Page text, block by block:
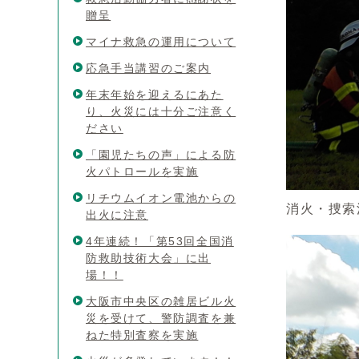
消火・捜
贈呈
マイナ救急の運用について
応急手当講習のご案内
年末年始を迎えるにあた
り、火災には十分ご注意く
ださい
「園児たちの声」による防
火パトロールを実施
リチウムイオン電池からの
出火に注意
4年連続！「第53回全国消
防救助技術大会」に出
場！！
大阪市中央区の雑居ビル火
災を受けて、警防調査を兼
ねた特別査察を実施